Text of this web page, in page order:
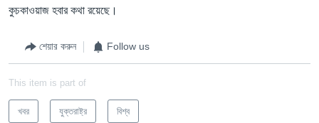
কুচকাওয়াজ হবার কথা রয়েছে।
শেয়ার করুন Follow us
This item is part of
খবর যুক্তরাষ্ট্র বিশ্ব